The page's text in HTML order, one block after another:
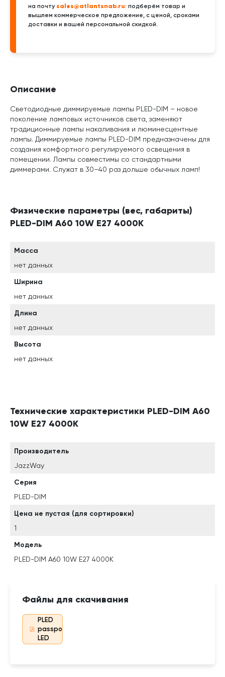
на почту sales@atlantsnab.ru: подберём товар и
вышлем коммерческое предложение, с ценой, сроками
доставки и вашей персональной скидкой.
Описание
Светодиодные диммируемые лампы PLED-DIM – новое
поколение ламповых источников света, заменяют
традиционные лампы накаливания и люминесцентные
лампы. Диммируемые лампы PLED-DIM предназначены для
создания комфортного регулируемого освещения в
помещении. Лампы совместимы со стандартными
диммерами. Служат в 30–40 раз дольше обычных ламп!
Физические параметры (вес, габариты)
PLED-DIM A60 10W E27 4000K
Масса
нет данных
Ширина
нет данных
Длина
нет данных
Высота
нет данных
Технические характеристики PLED-DIM A60
10W E27 4000K
Производитель
JazzWay
Серия
PLED-DIM
Цена не пустая (для сортировки)
1
Модель
PLED-DIM A60 10W E27 4000K
Файлы для скачивания
PLED
passport
LED